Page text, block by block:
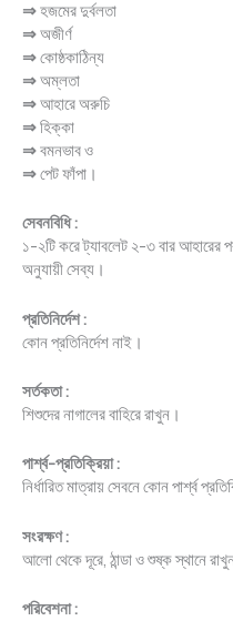
⇒হজমের দুর্বলতা
⇒অজীর্ণ
⇒কোষ্ঠকাঠিন্য
⇒অম্লতা
⇒আহারে অরুচি
⇒হিক্কা
⇒বমনভাব ও
⇒পেট ফাঁপা।
সেবনবিধি :
১-২টি করে ট্যাবলেট ২-৩ বার আহারের
অনুযায়ী সেব্য।
প্রতিনির্দেশ :
কোন প্রতিনির্দেশ নাই।
সর্তকতা :
শিশুদের নাগালের বাহিরে রাখুন।
পার্শ্ব-প্রতিক্রিয়া :
নির্ধারিত মাত্রায় সেবনে কোন পার্শ্ব
সংরক্ষণ :
আলো থেকে দূরে, ঠান্ডা ও শুষ্ক স্থানে
পরিবেশনা :